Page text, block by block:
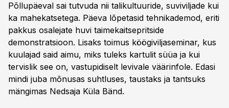
Põllupäeval sai tutvuda nii talikultuuride, suviviljade kui
ka mahekatsetega. Päeva lõpetasid tehnikademod, eriti
pakkus osalejate huvi taimekaitsepritside
demonstratsioon. Lisaks toimus köögiviljaseminar, kus
kuulajad said aimu, miks tuleks kartulit süüa ja kui
tervislik see on, vastupidiselt levivale väärinfole. Edasi
mindi juba mõnusas suhtluses, taustaks ja tantsuks
mängimas Nedsaja Küla Bänd.